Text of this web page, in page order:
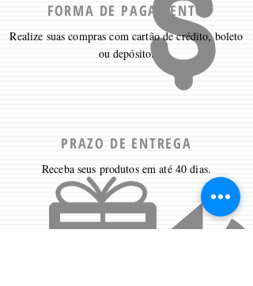
FORMA DE PAGAMENTO
Realize suas compras com cartão de crédito, boleto
ou depósito.
PRAZO DE ENTREGA
Receba seus produtos em até 40 dias.